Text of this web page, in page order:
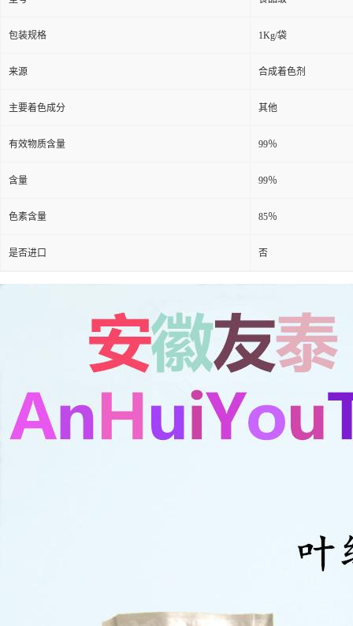
包装规格 1Kg/袋
来源 合成着色剂
主要着色成分 其他
有效物质含量 99％
含量 99％
色素含量 85％
是否进口 否